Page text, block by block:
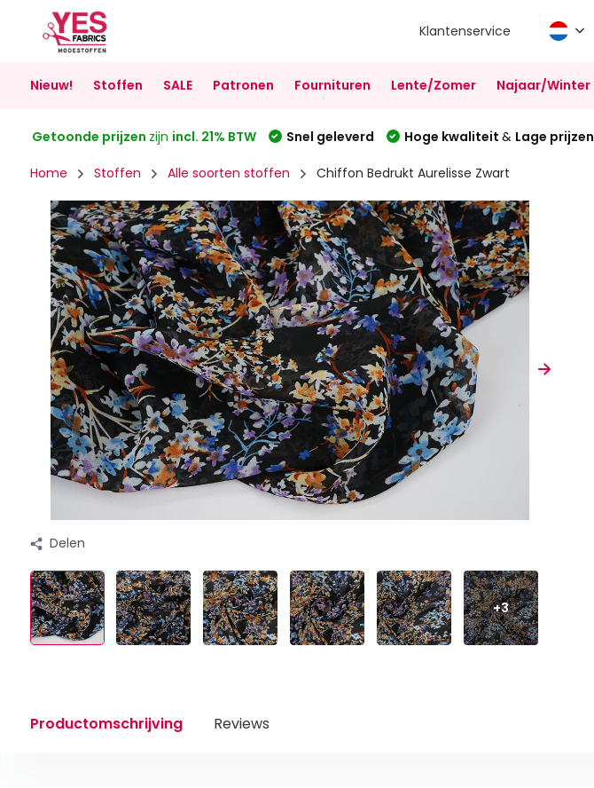
Klantenservice
Nieuw! Stoffen SALE Patronen Fournituren Lente/Zomer Najaar/Winter
Getoonde prijzen zijn incl. 21% BTW Snel geleverd Hoge kwaliteit & Lage prijzen
Home Stoffen Alle soorten stoffen Chiffon Bedrukt Aurelisse Zwart
Delen
+3
Productomschrijving Reviews